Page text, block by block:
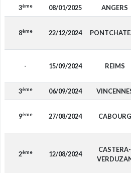
3ème 08/01/2025 ANGERS
8ème 22/12/2024
- 15/09/2024 REIMS
3ème 06/09/2024
9ème 27/08/2024 CABOURG
2ème 12/08/2024
CASTERA-